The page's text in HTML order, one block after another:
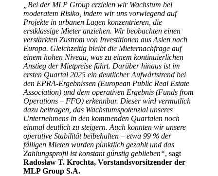
„Bei der MLP Group erzielen wir Wachstum bei
moderatem Risiko, indem wir uns vorwiegend auf
Projekte in urbanen Lagen konzentrieren, die
erstklassige Mieter anziehen. Wir beobachten einen
verstärkten Zustrom von Investitionen aus Asien nach
Europa. Gleichzeitig bleibt die Mieternachfrage auf
einem hohen Niveau, was zu einem kontinuierlichen
Anstieg der Mietpreise führt. Darüber hinaus ist im
ersten Quartal 2025 ein deutlicher Aufwärtstrend bei
den EPRA-Ergebnissen (European Public Real Estate
Association) und dem operativen Ergebnis (Funds from
Operations – FFO) erkennbar. Dieser wird vermutlich
dazu beitragen, das Wachstumspotenzial unseres
Unternehmens in den kommenden Quartalen noch
einmal deutlich zu steigern. Auch konnten wir unsere
operative Stabilität beibehalten – etwa 99 % der
fälligen Mieten wurden pünktlich gezahlt und das
Zahlungsprofil ist konstant günstig geblieben“, sagt
Radosław T. Krochta, Vorstandsvorsitzender der
MLP Group S.A.